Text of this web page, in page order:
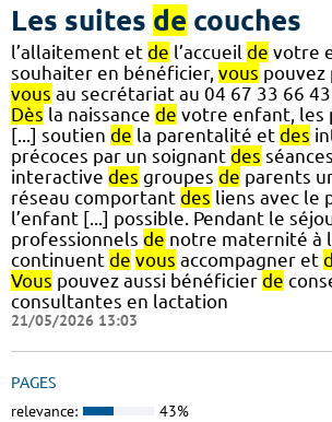
Les suites de couches
l’allaitement et de l’accueil de votre
souhaiter en bénéficier, vous pouvez
vous au secrétariat au 04 67 33 66 43
Dès la naissance de votre enfant, les
[...] soutien de la parentalité et des
précoces par un soignant des séances
interactive des groupes de parents
réseau comportant des liens avec le
l’enfant [...] possible. Pendant le
professionnels de notre maternité à
continuent de vous accompagner et
Vous pouvez aussi bénéficier de
consultantes en lactation
21/05/2026 13:03
PAGES
relevance: 43%